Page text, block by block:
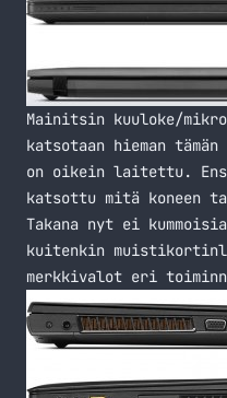
Mainitsin kuuloke/
katsotaan hieman
on oikein laitettu.
katsottu mitä koneen
Takana nyt ei
kuitenkin
merkkivalot eri